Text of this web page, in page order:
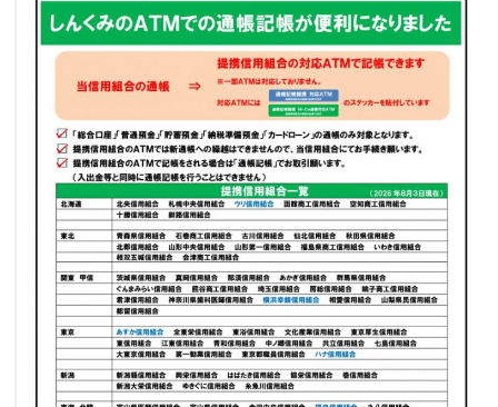
成協ビジネスバンキングサービス
でんさいネット
ローンシミュレーション
サイトマップ
リンク集
金融商品に係る勧誘方針
個人情報保護方針
特定個人情報基本方針